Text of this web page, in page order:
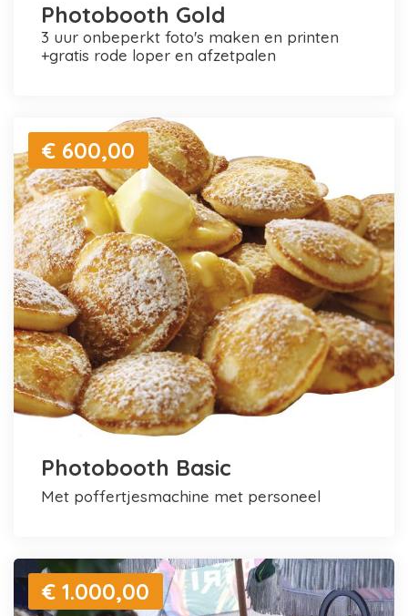
Photobooth Gold
3 uur onbeperkt foto's maken en printen
+gratis rode loper en afzetpalen
€ 600,00
Photobooth Basic
met poffertjesmachine met personeel
€ 1.000,00